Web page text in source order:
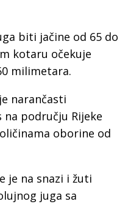
biti jačine od 65 do
kotaru očekuje
milimetara.
narančasti
na području Rijeke
oborine od
je na snazi i žuti
juga sa